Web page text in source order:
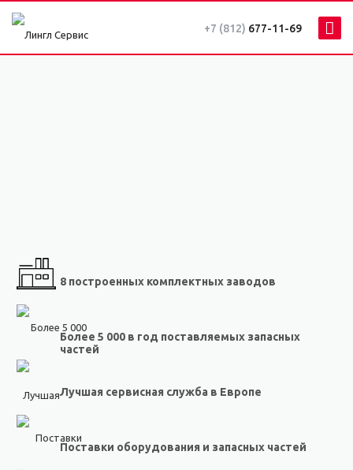
+7 (812) 677-11-69
8 построенных комплектных заводов
Более 5 000 в год поставляемых запасных
частей
Лучшая сервисная служба в Европе
Поставки оборудования и запасных частей